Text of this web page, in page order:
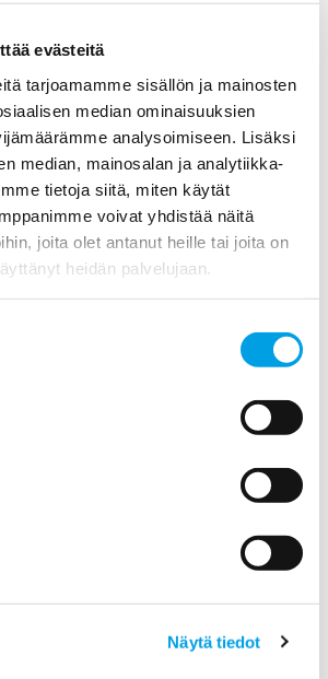
evästeitä
tarjoamamme sisällön ja mainosten
median ominaisuuksien
analysoimiseen. Lisäksi
median, mainosalan ja analytiikka-
tietoja siitä, miten käytät
voivat yhdistää näitä
joita olet antanut heille tai joita on
heidän palvelujaan.
Näytä tiedot